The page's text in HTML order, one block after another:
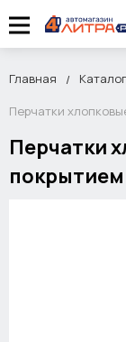
Главная Каталог
Перчатки
Перчатки
покрытием